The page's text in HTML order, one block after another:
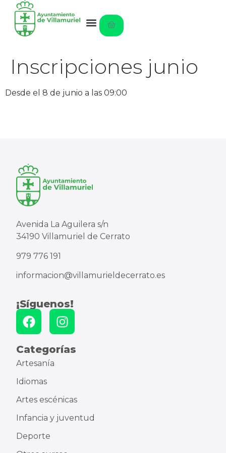
Inscripciones junio
Desde el 8 de junio a las 09:00
Avenida La Aguilera s/n
34190 Villamuriel de Cerrato
979 776 191
informacion@villamurieldecerrato.es
¡Síguenos!
Categorías
Artesanía
Idiomas
Artes escénicas
Infancia y juventud
Deporte